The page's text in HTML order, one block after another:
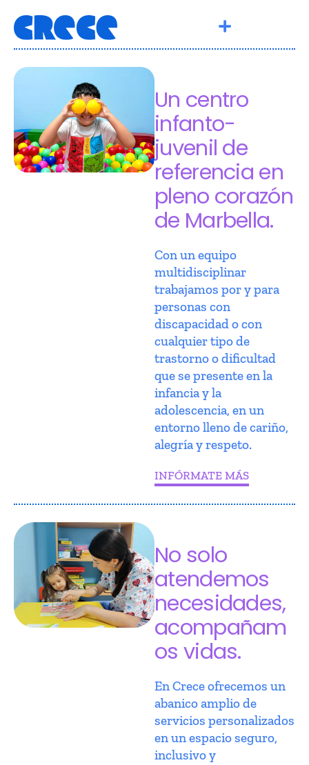
Un centro
infanto-
juvenil de
referencia en
pleno corazón
de Marbella.
Con un equipo
multidisciplinar
trabajamos por y para
personas con
discapacidad o con
cualquier tipo de
trastorno o dificultad
que se presente en la
infancia y la
adolescencia, en un
entorno lleno de cariño,
alegría y respeto.
INFÓRMATE MÁS
No solo
atendemos
necesidades,
acompañam
os vidas.
En Crece ofrecemos un
abanico amplio de
servicios personalizados
en un espacio seguro,
inclusivo y